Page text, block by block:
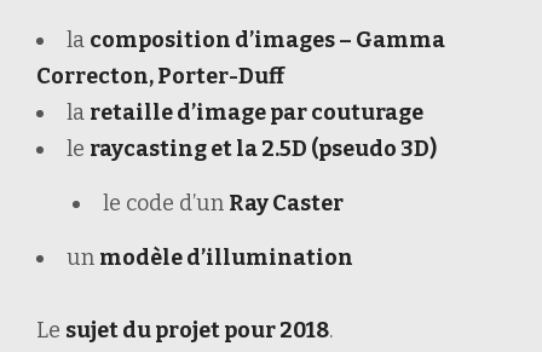
la composition d’images – Gamma
Correcton, Porter-Duff
la retaille d’image par couturage
le raycasting et la 2.5D (pseudo 3D)
le code d’un Ray Caster
un modèle d’illumination
Le sujet du projet pour 2018.